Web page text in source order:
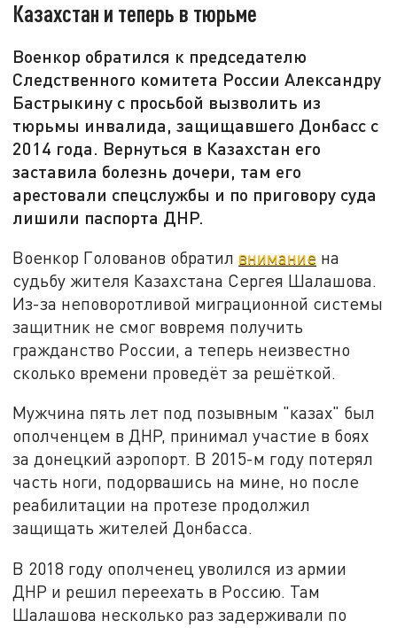
Казахстан и теперь в тюрьме
Военкор обратился к председателю
Следственного комитета России Александру
Бастрыкину с просьбой вызволить из
тюрьмы инвалида, защищавшего Донбасс с
2014 года. Вернуться в Казахстан его
заставила болезнь дочери, там его
арестовали спецслужбы и по приговору суда
лишили паспорта ДНР.
Военкор Голованов обратил внимание на
судьбу жителя Казахстана Сергея Шалашова.
Из-за неповоротливой миграционной системы
защитник не смог вовремя получить
гражданство России, а теперь неизвестно
сколько времени проведёт за решёткой.
Мужчина пять лет под позывным "казах" был
ополченцем в ДНР, принимал участие в боях
за донецкий аэропорт. В 2015-м году потерял
часть ноги, подорвашись на мине, но после
реабилитации на протезе продолжил
защищать жителей Донбасса.
В 2018 году ополченец уволился из армии
ДНР и решил переехать в Россию. Там
Шалашова несколько раз задерживали по